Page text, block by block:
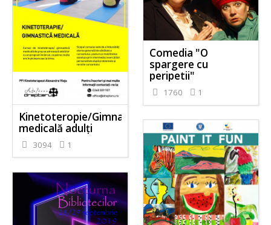
Kinetoteropie/Gimnastică
medicală adulți
3094 1
Comedia "O
spargere cu
peripetii"
1760 1